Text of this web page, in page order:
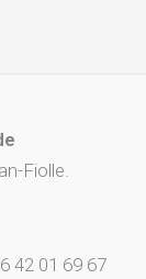
Fiolle.
42 01 69 67